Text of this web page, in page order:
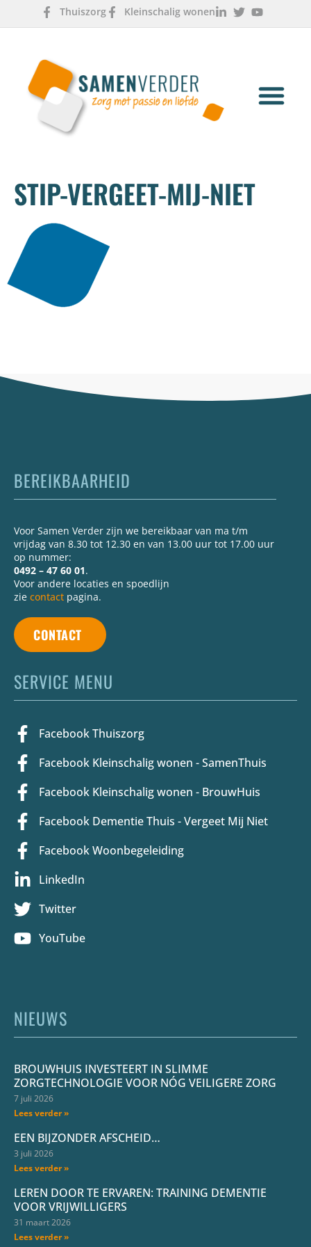
Thuiszorg Kleinschalig wonen
STIP-VERGEET-MIJ-NIET
BEREIKBAARHEID
Voor Samen Verder zijn we bereikbaar van ma t/m
vrijdag van 8.30 tot 12.30 en van 13.00 uur tot 17.00 uur
op nummer:
0492 – 47 60 01.
Voor andere locaties en spoedlijn
zie contact pagina.
CONTACT
SERVICE MENU
Facebook Thuiszorg
Facebook Kleinschalig wonen - SamenThuis
Facebook Kleinschalig wonen - BrouwHuis
Facebook Dementie Thuis - Vergeet Mij Niet
Facebook Woonbegeleiding
LinkedIn
Twitter
YouTube
NIEUWS
BROUWHUIS INVESTEERT IN SLIMME
ZORGTECHNOLOGIE VOOR NÓG VEILIGERE ZORG
7 juli 2026
Lees verder »
EEN BIJZONDER AFSCHEID…
3 juli 2026
Lees verder »
LEREN DOOR TE ERVAREN: TRAINING DEMENTIE
VOOR VRIJWILLIGERS
31 maart 2026
Lees verder »